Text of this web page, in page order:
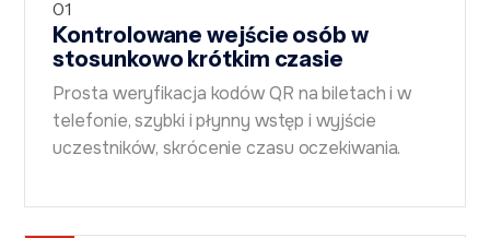
01
Kontrolowane wejście osób w
stosunkowo krótkim czasie
Prosta weryfikacja kodów QR na biletach i w
telefonie, szybki i płynny wstęp i wyjście
uczestników, skrócenie czasu oczekiwania.